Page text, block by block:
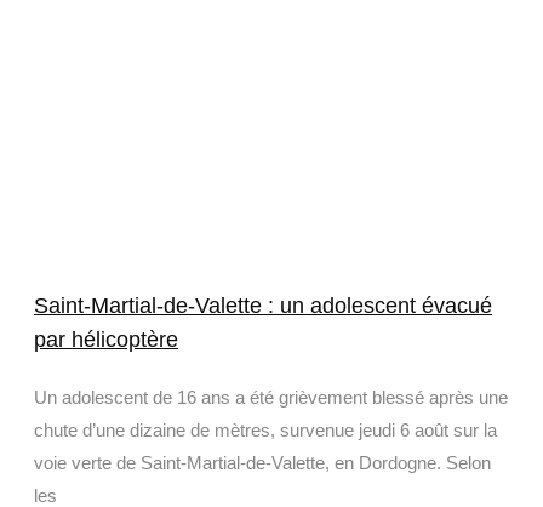
Saint-Martial-de-Valette : un adolescent évacué
par hélicoptère
Un adolescent de 16 ans a été grièvement blessé après une
chute d’une dizaine de mètres, survenue jeudi 6 août sur la
voie verte de Saint-Martial-de-Valette, en Dordogne. Selon
les